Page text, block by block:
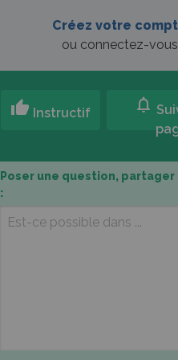
Créez votre
ou connectez-vous
thumb_up Instructif notifications
Poser une question,
: